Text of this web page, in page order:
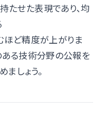
たせた表現であり、均
ど精度が上がりま
る技術分野の公報を
しょう。